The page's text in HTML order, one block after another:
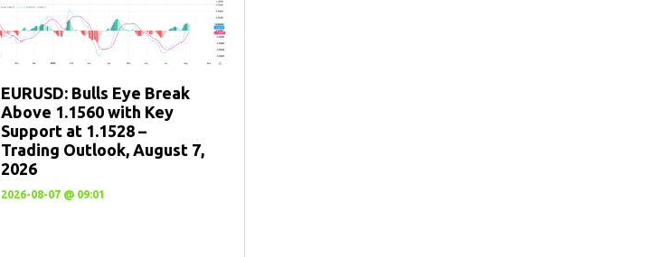
EURUSD: Bulls Eye Break
Above 1.1560 with Key
Support at 1.1528 –
Trading Outlook, August 7,
2026
2026-08-07 @ 09:01